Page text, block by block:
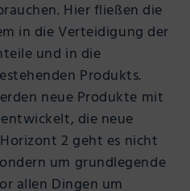
Hier fließen die
in die Verteidigung der
und in die
Produkts.
neue Produkte mit
die neue
2 geht es nicht
um grundlegende
allen Dingen um